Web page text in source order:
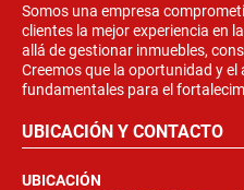
Somos una empresa
clientes la mejor experiencia en
allá de gestionar inmuebles,
Creemos que la oportunidad y
fundamentales para el
UBICACIÓN Y CONTACTO
UBICACIÓN